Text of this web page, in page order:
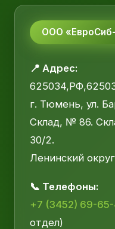
ООО
📍 Адрес:
г. Тюмень, ул.
Склад, № 86.
30/2.
Ленинский округ
📞 Телефоны:
+7 (3452) 69-
отдел)